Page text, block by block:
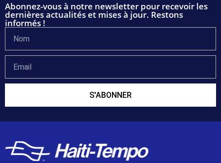
Abonnez-vous à notre newsletter pour recevoir les
dernières actualités et mises à jour. Restons
informés !
S'ABONNER